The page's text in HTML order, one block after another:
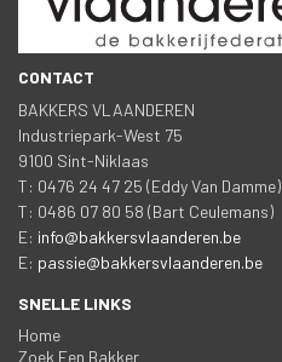
CONTACT
BAKKERS VLAANDEREN
Industriepark-West 75
9100 Sint-Niklaa
T: 0476 24 47 25 (Eddy Van Damme)
T: 0486 07 80 58 (Bart Ceulemans)
E: info@bakkersvlaanderen.be
E: passie@bakkersvlaanderen.be
SNELLE LINKS
Home
Zoek Een Bakker